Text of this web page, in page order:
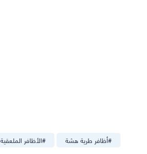
#الأظافر الملعقية #أظافر طرية هشة